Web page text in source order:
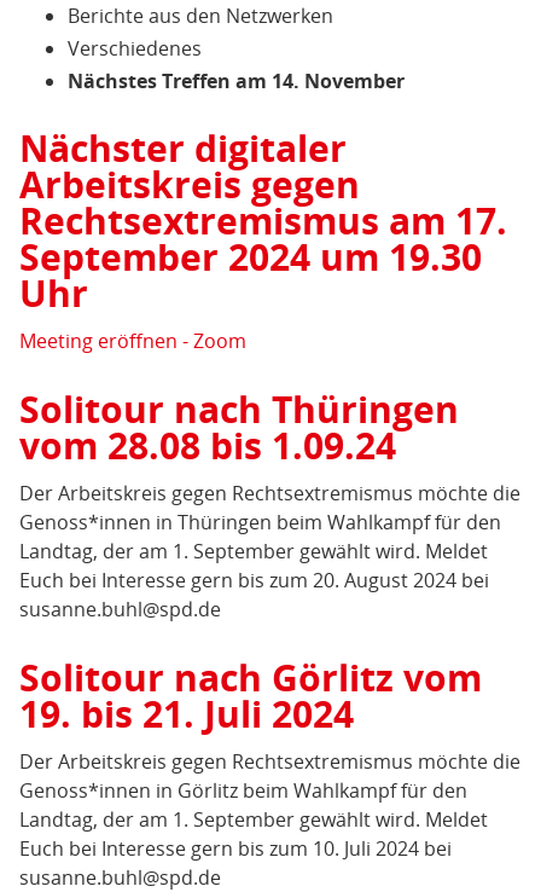
Berichte aus den Netzwerken
Verschiedenes
Nächstes Treffen am 14. November
Nächster digitaler
Arbeitskreis gegen
Rechtsextremismus am 17.
September 2024 um 19.30
Uhr
Meeting eröffnen - Zoom
Solitour nach Thüringen
vom 28.08 bis 1.09.24
Der Arbeitskreis gegen Rechtsextremismus möchte die
Genoss*innen in Thüringen beim Wahlkampf für den
Landtag, der am 1. September gewählt wird. Meldet
Euch bei Interesse gern bis zum 20. August 2024 bei
susanne.buhl@spd.de
Solitour nach Görlitz vom
19. bis 21. Juli 2024
Der Arbeitskreis gegen Rechtsextremismus möchte die
Genoss*innen in Görlitz beim Wahlkampf für den
Landtag, der am 1. September gewählt wird. Meldet
Euch bei Interesse gern bis zum 10. Juli 2024 bei
susanne.buhl@spd.de